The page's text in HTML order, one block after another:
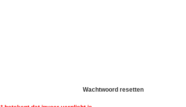
Wachtwoord resetten